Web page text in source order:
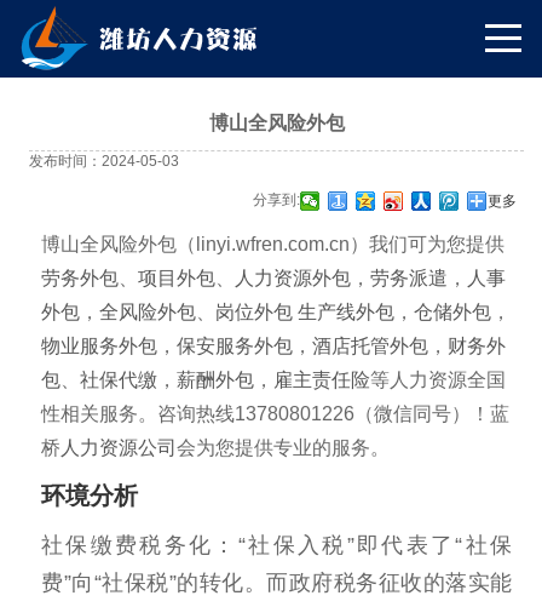
博山全风险外包
发布时间：2024-05-03
分享到: 更多
博山全风险外包（linyi.wfren.com.cn）我们可为您提供
劳务外包
项目外包 人力资源外包 ， 劳务派遣 ，
人事
外包 ， 全风险外包 岗位外包 生产线外包 ， 仓储外包 ，
物业服务外包 ， 保安服务外包 ， 酒店托管外包 ， 财务外
包
社保代缴 ， 薪酬外包 ， 雇主责任险等人力资源全国
性相关服务。咨询热线13780801226（微信同号）！蓝
桥 人力资源公司 会为您提供专业的服务。
环境分析
社保缴费税务化：“社保入税”即代表了“社保
费”向“社保税”的转化。而政府税务征收的落实能